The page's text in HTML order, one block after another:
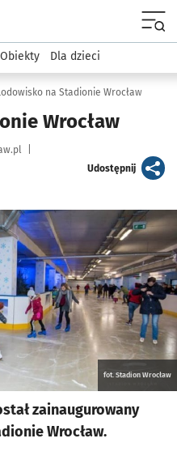
podserwis: Sport i rekreacja
Obiekty Dla dzieci
na Stadionie Wrocław
Wrocław
Udostępnijartykuł
fot. Stadion Wrocław
zainaugurowany
Wrocław.